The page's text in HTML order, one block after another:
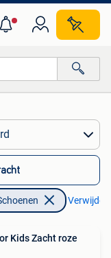
Verwijder
Kids Zacht roze